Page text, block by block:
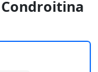
Condroitina